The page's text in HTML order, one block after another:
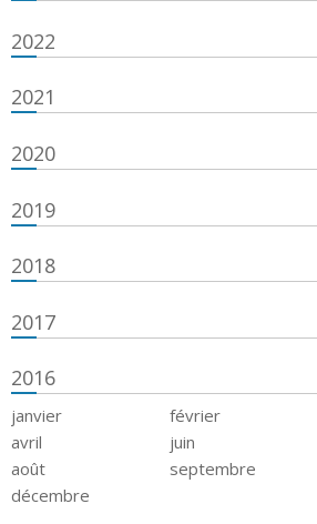
2022
2021
2020
2019
2018
2017
2016
janvier février
avril
juin
août
septembre
décembre